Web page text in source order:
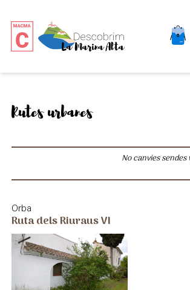
Rutes urbanes
No canvies
Orba
Ruta dels Riuraus VI